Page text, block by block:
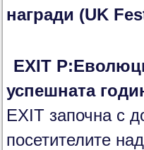
награди (UK
EXIT
успешната
EXIT започна с
посетителите